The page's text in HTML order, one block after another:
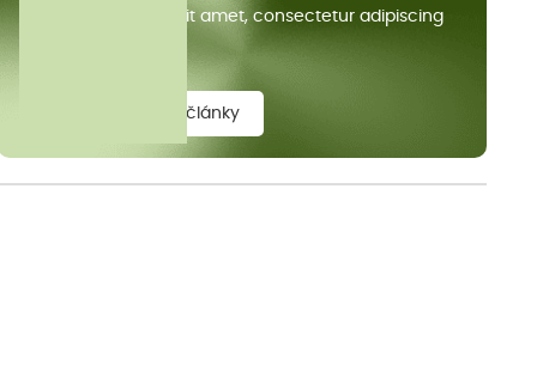
Lorem ipsum dolor sit amet, consectetur adipiscing
zobrazit všechny články